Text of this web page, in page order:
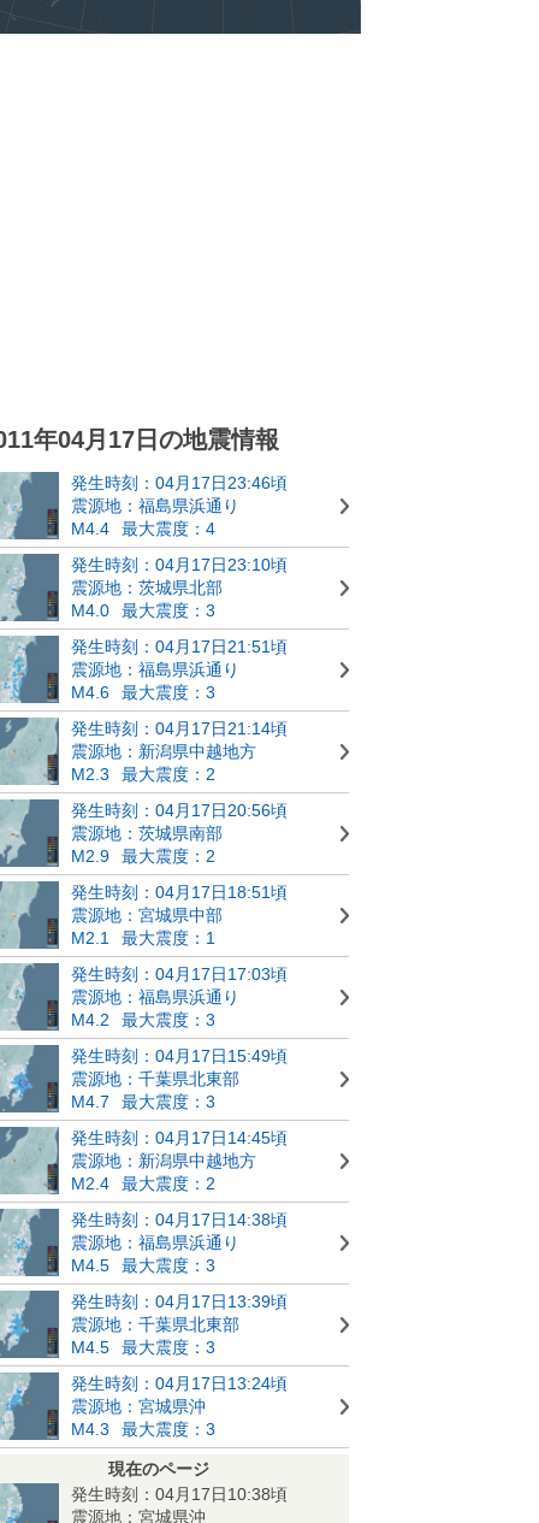
年04月17日の地震情報
発生時刻：04月17日23:46頃
震源地：福島県浜通り
M4.4
最大震度：4
発生時刻：04月17日23:10頃
震源地：茨城県北部
M4.0
最大震度：3
発生時刻：04月17日21:51頃
震源地：福島県浜通り
M4.6
最大震度：3
発生時刻：04月17日21:14頃
震源地：新潟県中越地方
M2.3
最大震度：2
発生時刻：04月17日20:56頃
震源地：茨城県南部
M2.9
最大震度：2
発生時刻：04月17日18:51頃
震源地：宮城県中部
M2.1
最大震度：1
発生時刻：04月17日17:03頃
震源地：福島県浜通り
M4.2
最大震度：3
発生時刻：04月17日15:49頃
震源地：千葉県北東部
M4.7
最大震度：3
発生時刻：04月17日14:45頃
震源地：新潟県中越地方
M2.4
最大震度：2
発生時刻：04月17日14:38頃
震源地：福島県浜通り
M4.5
最大震度：3
発生時刻：04月17日13:39頃
震源地：千葉県北東部
M4.5
最大震度：3
発生時刻：04月17日13:24頃
震源地：宮城県沖
M4.3
最大震度：3
現在のページ
発生時刻：04月17日10:38頃
震源地：宮城県沖